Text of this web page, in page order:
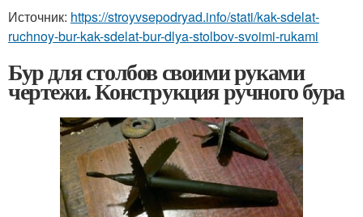
Источник: https://stroyvsepodryad.info/stati/kak-sdelat-
ruchnoy-bur-kak-sdelat-bur-dlya-stolbov-svoimi-rukami
Бур для столбов своими руками
чертежи. Конструкция ручного бура